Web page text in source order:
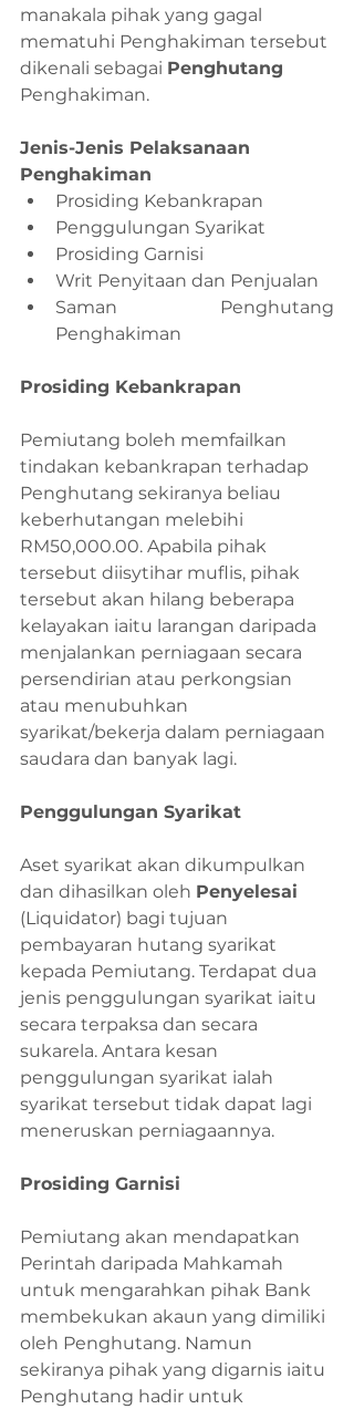
manakala pihak yang gagal
mematuhi Penghakiman tersebut
dikenali sebagai Penghutang
Penghakiman.
Jenis-Jenis Pelaksanaan
Penghakiman
Prosiding Kebankrapan
Penggulungan Syarikat
Prosiding Garnisi
Writ Penyitaan dan Penjualan
Saman Penghutang
Penghakiman
Prosiding Kebankrapan
Pemiutang boleh memfailkan
tindakan kebankrapan terhadap
Penghutang sekiranya beliau
keberhutangan melebihi
RM50,000.00. Apabila pihak
tersebut diisytihar muflis, pihak
tersebut akan hilang beberapa
kelayakan iaitu larangan daripada
menjalankan perniagaan secara
persendirian atau perkongsian
atau menubuhkan
syarikat/bekerja dalam perniagaan
saudara dan banyak lagi.
Penggulungan Syarikat
Aset syarikat akan dikumpulkan
dan dihasilkan oleh Penyelesai
(Liquidator) bagi tujuan
pembayaran hutang syarikat
kepada Pemiutang. Terdapat dua
jenis penggulungan syarikat iaitu
secara terpaksa dan secara
sukarela. Antara kesan
penggulungan syarikat ialah
syarikat tersebut tidak dapat lagi
meneruskan perniagaannya.
Prosiding Garnisi
Pemiutang akan mendapatkan
Perintah daripada Mahkamah
untuk mengarahkan pihak Bank
membekukan akaun yang dimiliki
oleh Penghutang. Namun
sekiranya pihak yang digarnis iaitu
Penghutang hadir untuk